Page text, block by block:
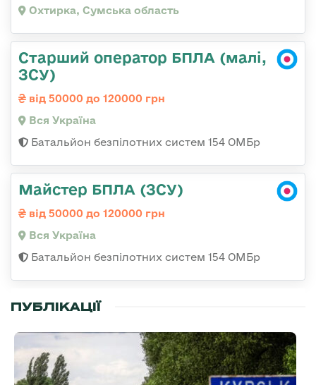
Охтирка, Сумська область
Старший оператор БПЛА (малі,
ЗСУ)
від 50000 до 120000 грн
Вся Україна
Батальйон безпілотних систем 154 ОМБр
Майстер БПЛА (ЗСУ)
від 50000 до 120000 грн
Вся Україна
Батальйон безпілотних систем 154 ОМБр
ПУБЛІКАЦІЇ